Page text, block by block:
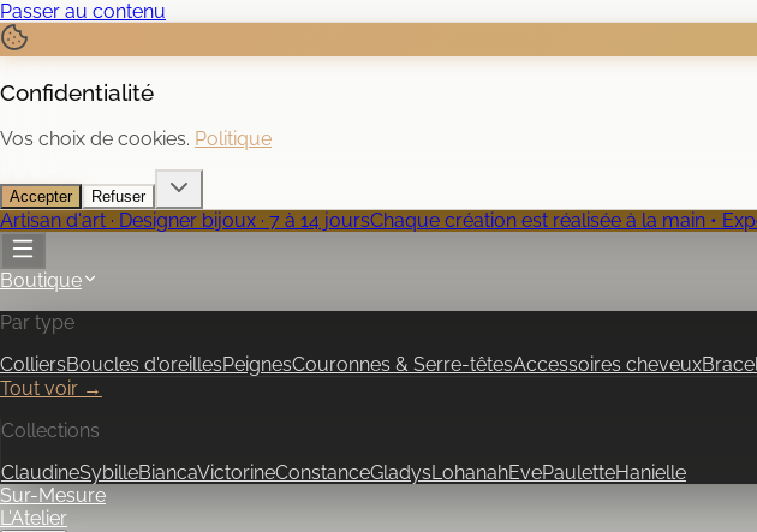
Passer au contenu
Confidentialité
Vos choix de cookies. Politique
Accepter Refuser
Artisan d'art · Designer bijoux · 7 à 14 joursChaque création est réalisée à la main •
Boutique
Par type
ColliersBoucles d'oreillesPeignesCouronnes & Serre-têtesAccessoires cheveux
Tout voir →
Collections
ClaudineSybilleBiancaVictorineConstanceGladysLohanahEvePauletteHanielle
Sur-Mesure
L'Atelier